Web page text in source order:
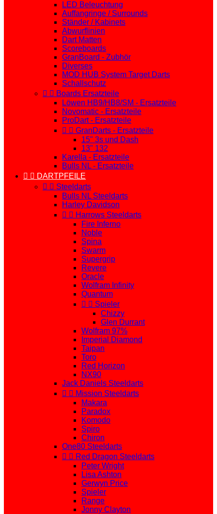
LED Beleuchtung
Auffangringe / Surrounds
Ständer / Kabinets
Abwurflinien
Dart Matten
Scoreboards
GranBoard - Zubhör
Diverses
MOD HUB System Target Darts
Schallschutz
  Boards Ersatzteile
Löwen HB9/HB8/SM - Ersatzteile
Novomatic - Ersatzteile
ProDart - Ersatzteile
  GranDarts - Ersatzteile
15" 3s und Dash
13" 132
Karella - Ersatzteile
Bulls NL - Ersatzteile
  DARTPFEILE
  Steeldarts
Bulls NL Steeldarts
Harley Davidson
  Harrows Steeldarts
Fire Inferno
Noble
Spina
Swarm
Supergrip
Revere
Oracle
Wolfram Infinity
Quantum
  Spieler
Chizzy
Glen Durrant
Wolfram 97%
Imperial Diamond
Taipan
Toro
Red Horizon
NX90
Jack Daniels Steeldarts
  Mission Steeldarts
Makara
Paradox
Komodo
Spiro
Chiron
One80 Steeldarts
  Red Dragon Steeldarts
Peter Wright
Lisa Ashton
Gerwyn Price
Spieler
Range
Jonny Clayton